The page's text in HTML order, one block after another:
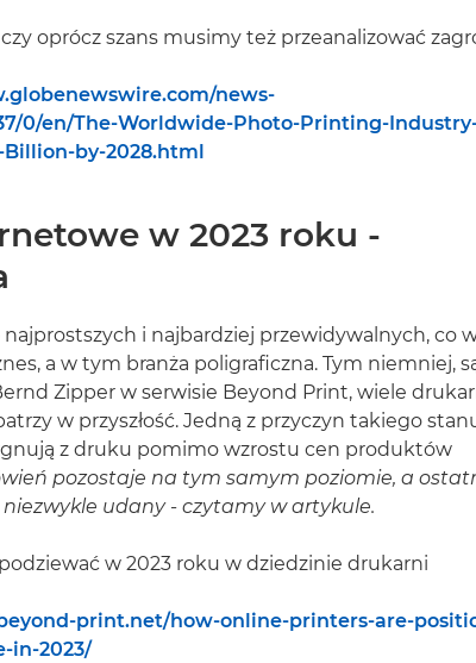
oprócz szans musimy też przeanalizować
news-
0/en/The-Worldwide-Photo-Printing-
Billion-by-2028.html
w 2023 roku -
i najbardziej przewidywalnych, co
a w tym branża poligraficzna. Tym niemniej,
Zipper w serwisie Beyond Print, wiele
w przyszłość. Jedną z przyczyn takiego
z druku pomimo wzrostu cen produktów
pozostaje na tym samym poziomie, a
niezwykle udany - czytamy w artykule.
w 2023 roku w dziedzinie drukarni
print.net/how-online-printers-are-
in-2023/